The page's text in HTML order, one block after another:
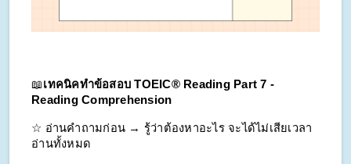
📖เทคนิคทำข้อสอบ TOEIC® Reading Part 7 -
Reading Comprehension
☆ อ่านคำถามก่อน → รู้ว่าต้องหาอะไร จะได้ไม่เสียเวลา
อ่านทั้งหมด